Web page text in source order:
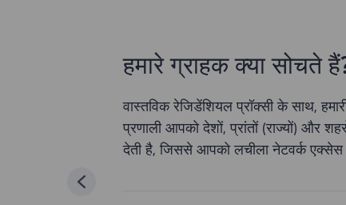
हमारे ग्राहक क्या सोचते
वास्तविक रेजिडेंशियल प्रॉक्सी के साथ,
प्रणाली आपको देशों, प्रांतों (राज्यों) और
देती है, जिससे आपको लचीला नेटवर्क एक्सेस